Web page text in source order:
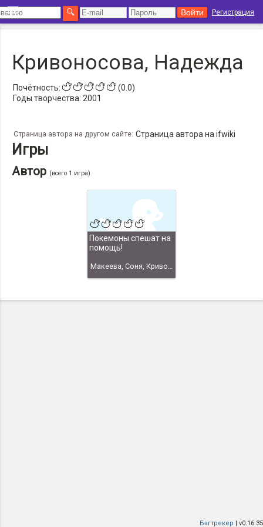
Регистрация
Кривоносова, Надежда
Почётность:
(0.0)
Годы творчества: 2001
Страница автора на другом сайте: Страница автора на ifwiki
Игры
Автор (всего 1 игра)
Покемоны спешат на
помощь!
Макеева, Соня, Кривоносова, Екатерина, Кривоносова, Надежда
Багтрекер | v0.16.35